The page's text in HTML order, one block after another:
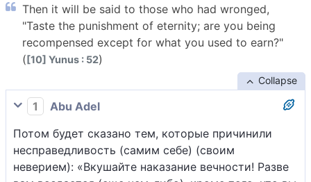
Then it will be said to those who had wronged,
"Taste the punishment of eternity; are you being
recompensed except for what you used to earn?"
([10] Yunus : 52)
Collapse
1
Abu Adel
Потом будет сказано тем, которые причинили
несправедливость (самим себе) (своим
неверием): «Вкушайте наказание вечности! Разве